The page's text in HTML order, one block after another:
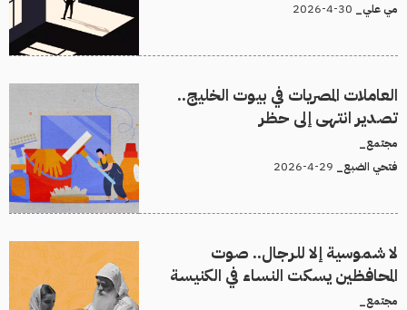
مي علي_
العاملات المصريات في بيوت الخليج..
تصدير انتهى إلى حظر
مجتمع_
فتحي الضبع_
لا شموسية إلا للرجال.. صوت
المحافظين يسكت النساء في الكنيسة
مجتمع_